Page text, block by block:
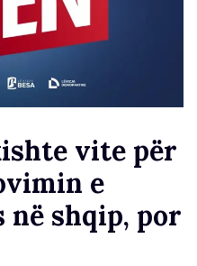
vite për
e
shqip, por